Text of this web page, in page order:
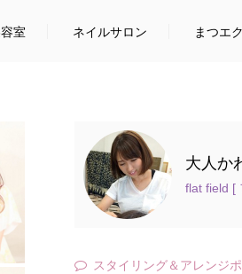
容室 ネイルサロン まつエク
大人か
flat field [
スタイリング＆アレンジ